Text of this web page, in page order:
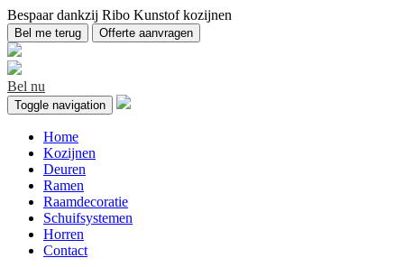
Bespaar dankzij Ribo Kunstof kozijnen
Bel me terug Offerte aanvragen
Bel nu
Toggle navigation
Home
Kozijnen
Deuren
Ramen
Raamdecoratie
Schuifsystemen
Horren
Contact